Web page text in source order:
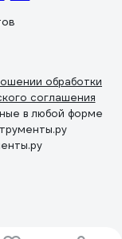
обработки
соглашения
в любой форме